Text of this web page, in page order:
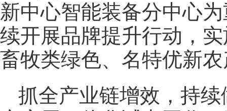
新中心智能装备分中心
续开展品牌提升行动，
畜牧类绿色、名特优新
抓全产业链增效，持